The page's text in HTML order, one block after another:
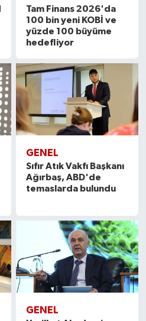
Tam Finans 2026'da
100 bin yeni KOBİ ve
yüzde 100 büyüme
hedefliyor
GENEL
Sıfır Atık Vakfı Başkanı
Ağırbaş, ABD'de
temaslarda bulundu
GENEL